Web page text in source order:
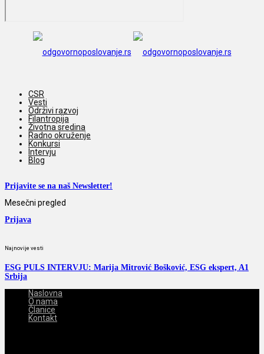
CSR
Vesti
Održivi razvoj
Filantropija
Životna sredina
Radno okruženje
Konkursi
Intervju
Blog
Prijavite se na naš Newsletter!
Mesečni pregled
Prijava
Najnovije vesti
ESG PULS INTERVJU: Marija Mitrović Bošković, ESG ekspert, A1
Srbija
Naslovna
O nama
Članice
Kontakt